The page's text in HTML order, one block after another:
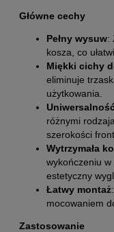
Główne cechy
Pełny wysuw:
kosza, co
Miękki cichy
eliminuje
użytkowania.
różnymi
szerokości
Wytrzymała
wykończeniu w
estetyczny
Łatwy montaż
mocowaniem
Zastosowanie